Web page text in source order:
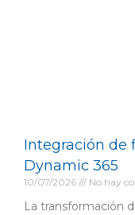
Integración de
Dynamic 365
10/07/2026 No hay
La transformación